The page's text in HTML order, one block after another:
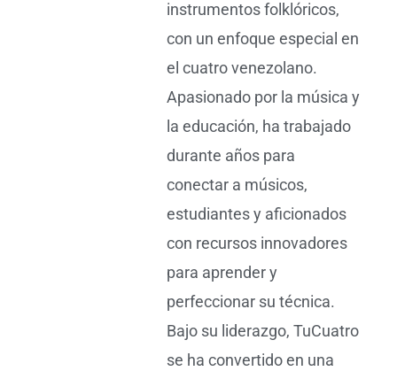
instrumentos folklóricos,
con un enfoque especial en
el cuatro venezolano.
Apasionado por la música y
la educación, ha trabajado
durante años para
conectar a músicos,
estudiantes y aficionados
con recursos innovadores
para aprender y
perfeccionar su técnica.
Bajo su liderazgo, TuCuatro
se ha convertido en una